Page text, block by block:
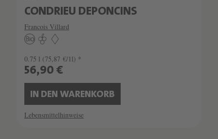
CONDRIEU DEPONCINS
Francois Villard
0.75 l (75,87 €/1l) *
56,90 €
IN DEN WARENKORB
Lebensmittelhinweise